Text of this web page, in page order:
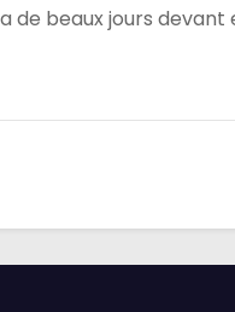
de beaux jours